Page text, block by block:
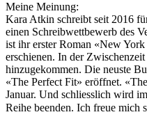
Meine Meinung:
Kara Atkin schreibt seit 2016
einen Schreibwettbewerb des
ist ihr erster Roman «New
erschienen. In der
hinzugekommen. Die neuste
«The Perfect Fit» eröffnet.
Januar. Und schliesslich wird
Reihe beenden. Ich freue mich